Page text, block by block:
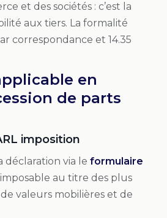
et des sociétés : c’est la
aux tiers. La formalité
correspondance et 14.35
en
de parts
imposition
déclaration via le formulaire
imposable au titre des plus
valeurs mobilières et de